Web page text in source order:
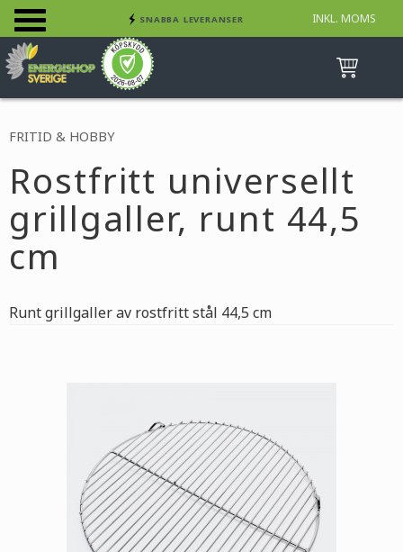
Meny
INKL. MOMS
SNABBA LEVERANSER
BETALA SÄKERT MED KORT, FAKTURA &
SWISH
FRITID & HOBBY
Rostfritt universellt
grillgaller, runt 44,5
cm
Runt grillgaller av rostfritt stål 44,5 cm